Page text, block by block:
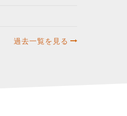
過去一覧を見る